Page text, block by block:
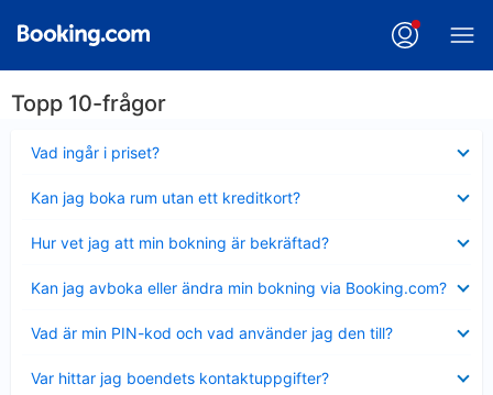
Topp 10-frågor
Vad ingår i priset?
mindre
Kan jag boka rum utan ett kreditkort?
mindre
Hur vet jag att min bokning är bekräftad?
mindre
Kan jag avboka eller ändra min bokning via Booking.com?
mindre
Vad är min PIN-kod och vad använder jag den till?
mindre
Var hittar jag boendets kontaktuppgifter?
mindre